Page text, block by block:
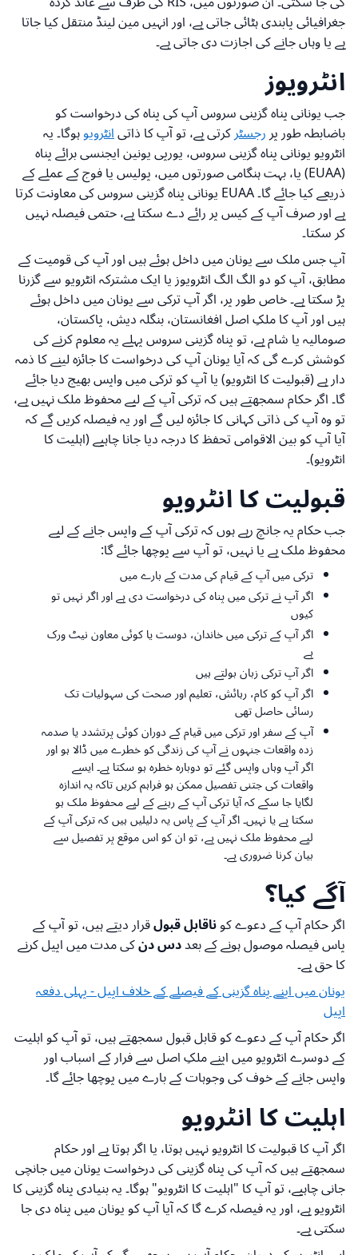
جغرافیائی پابندی ہٹائی جاتی ہے، اور انہیں مین لینڈ منتقل کیا جاتا
ہے یا وہاں جانے کی اجازت دی جاتی ہے۔
انٹرویوز
جب یونانی پناہ گزینی سروس آپ کی پناہ کی درخواست کو
باضابطہ طور پررجسٹرکرتی ہے، تو آپ کا ذاتیانٹرویوہوگا۔ یہ
انٹرویو یونانی پناہ گزینی سروس، یورپی یونین ایجنسی برائے پناہ
(EUAA) یا، بہت ہنگامی صورتوں میں، پولیس یا فوج کے عملے کے
ذریعے کیا جائے گا۔ EUAA یونانی پناہ گزینی سروس کی معاونت کرتا
ہے اور صرف آپ کے کیس پر رائے دے سکتا ہے، حتمی فیصلہ نہیں
کر سکتا۔
آپ جس ملک سے یونان میں داخل ہوئے ہیں اور آپ کی قومیت کے
مطابق، آپ کو دو الگ الگ انٹرویوز یا ایک مشترکہ انٹرویو سے گزرنا
پڑ سکتا ہے۔ خاص طور پر، اگر آپ ترکی سے یونان میں داخل ہوئے
ہیں اور آپ کا ملکِ اصل افغانستان، بنگلہ دیش، پاکستان،
صومالیہ یا شام ہے، تو پناہ گزینی سروس پہلے یہ معلوم کرنے کی
کوشش کرے گی کہ آیا یونان آپ کی درخواست کا جائزہ لینے کا ذمہ
دار ہے (قبولیت کا انٹرویو) یا آپ کو ترکی میں واپس بھیج دیا جائے
گا۔ اگر حکام سمجھتے ہیں کہ ترکی آپ کے لیے محفوظ ملک نہیں ہے،
تو وہ آپ کی ذاتی کہانی کا جائزہ لیں گے اور یہ فیصلہ کریں گے کہ
آیا آپ کو بین الاقوامی تحفظ کا درجہ دیا جانا چاہیے (اہلیت کا
انٹرویو)۔
قبولیت کا انٹرویو
جب حکام یہ جانچ رہے ہوں کہ ترکی آپ کے واپس جانے کے لیے
محفوظ ملک ہے یا نہیں، تو آپ سے پوچھا جائے گا:
ترکی میں آپ کے قیام کی مدت کے بارے میں
اگر آپ نے ترکی میں پناہ کی درخواست دی ہے اور اگر نہیں تو
کیوں
اگر آپ کے ترکی میں خاندان، دوست یا کوئی معاون نیٹ ورک
ہے
اگر آپ ترکی زبان بولتے ہیں
اگر آپ کو کام، رہائش، تعلیم اور صحت کی سہولیات تک
رسائی حاصل تھی
آپ کے سفر اور ترکی میں قیام کے دوران کوئی پرتشدد یا صدمہ
زدہ واقعات جنہوں نے آپ کی زندگی کو خطرے میں ڈالا ہو اور
اگر آپ وہاں واپس گئے تو دوبارہ خطرہ ہو سکتا ہے۔ ایسے
واقعات کی جتنی تفصیل ممکن ہو فراہم کریں تاکہ یہ اندازہ
لگایا جا سکے کہ آیا ترکی آپ کے رہنے کے لیے محفوظ ملک ہو
سکتا ہے یا نہیں۔ اگر آپ کے پاس یہ دلیلیں ہیں کہ ترکی آپ کے
لیے محفوظ ملک نہیں ہے، تو ان کو اس موقع پر تفصیل سے
بیان کرنا ضروری ہے۔
آگے کیا؟
اگر حکام آپ کے دعوے کوناقابل قبولقرار دیتے ہیں، تو آپ کے
پاس فیصلہ موصول ہونے کے بعددس دنکی مدت میں اپیل کرنے
کا حق ہے۔
یونان میں اپنے پناہ گزینی کے فیصلے کے خلاف اپیل - پہلی دفعہ
اپیل
اگر حکام آپ کے دعوے کو قابل قبول سمجھتے ہیں، تو آپ کو اہلیت
کے دوسرے انٹرویو میں اپنے ملکِ اصل سے فرار کے اسباب اور
واپس جانے کے خوف کی وجوہات کے بارے میں پوچھا جائے گا۔
اہلیت کا انٹرویو
اگر آپ کا قبولیت کا انٹرویو نہیں ہوتا، یا اگر ہوتا ہے اور حکام
سمجھتے ہیں کہ آپ کی پناہ گزینی کی درخواست یونان میں جانچی
جانی چاہیے، تو آپ کا "اہلیت کا انٹرویو" ہوگا۔ یہ بنیادی پناہ گزینی کا
انٹرویو ہے، اور یہ فیصلہ کرے گا کہ آیا آپ کو یونان میں پناہ دی جا
سکتی ہے۔